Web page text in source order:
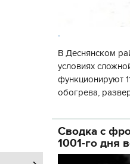
.
В Деснянском
условиях
функционируют
обогрева,
государственной
Сводка с
1001-го дня